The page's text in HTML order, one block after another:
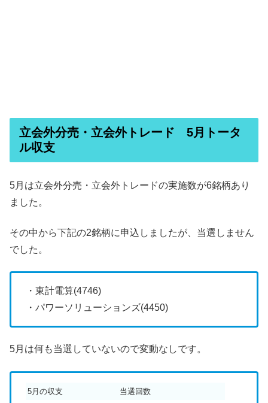
立会外分売・立会外トレード 5月トータ
ル収支
5月は立会外分売・立会外トレードの実施数が6銘柄あり
ました。
その中から下記の2銘柄に申込しましたが、当選しません
でした。
・東計電算(4746)
・パワーソリューションズ(4450)
5月は何も当選していないので変動なしです。
5月の収支
当選回数